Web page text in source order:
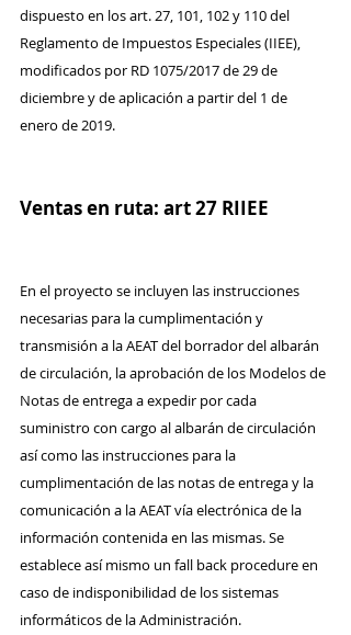
dispuesto en los art. 27, 101, 102 y 110 del
Reglamento de Impuestos Especiales (IIEE),
modificados por RD 1075/2017 de 29 de
diciembre y de aplicación a partir del 1 de
enero de 2019.
Ventas en ruta: art 27 RIIEE
En el proyecto se incluyen las instrucciones
necesarias para la cumplimentación y
transmisión a la AEAT del borrador del albarán
de circulación, la aprobación de los Modelos de
Notas de entrega a expedir por cada
suministro con cargo al albarán de circulación
así como las instrucciones para la
cumplimentación de las notas de entrega y la
comunicación a la AEAT vía electrónica de la
información contenida en las mismas. Se
establece así mismo un fall back procedure en
caso de indisponibilidad de los sistemas
informáticos de la Administración.